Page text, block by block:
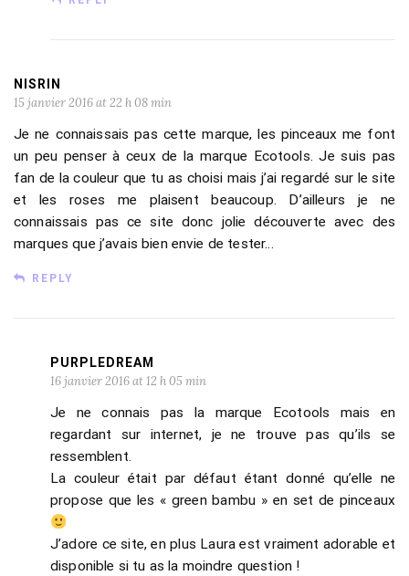
NISRIN
15 janvier 2016 at 22 h 08 min
Je ne connaissais pas cette marque, les pinceaux me font
un peu penser à ceux de la marque Ecotools. Je suis pas
fan de la couleur que tu as choisi mais j’ai regardé sur le site
et les roses me plaisent beaucoup. D’ailleurs je ne
connaissais pas ce site donc jolie découverte avec des
marques que j’avais bien envie de tester…
REPLY
PURPLEDREAM
16 janvier 2016 at 12 h 05 min
Je ne connais pas la marque Ecotools mais en
regardant sur internet, je ne trouve pas qu’ils se
ressemblent.
La couleur était par défaut étant donné qu’elle ne
propose que les « green bambu » en set de pinceaux
J’adore ce site, en plus Laura est vraiment adorable et
disponible si tu as la moindre question !